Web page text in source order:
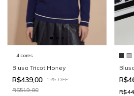
4 cores
Blusa Tricot Honey
R$439,00 -15% OFF
R$519,00